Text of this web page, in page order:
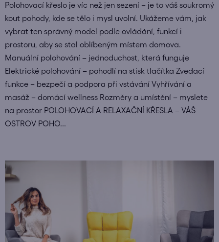
Polohovací křeslo je víc než jen sezení – je to váš soukromý
kout pohody, kde se tělo i mysl uvolní. Ukážeme vám, jak
vybrat ten správný model podle ovládání, funkcí i
prostoru, aby se stal oblíbeným místem domova.
Manuální polohování – jednoduchost, která funguje
Elektrické polohování – pohodlí na stisk tlačítka Zvedací
funkce – bezpečí a podpora při vstávání Vyhřívání a
masáž – domácí wellness Rozměry a umístění – myslete
na prostor POLOHOVACÍ A RELAXAČNÍ KŘESLA – VÁŠ
OSTROV POHO...